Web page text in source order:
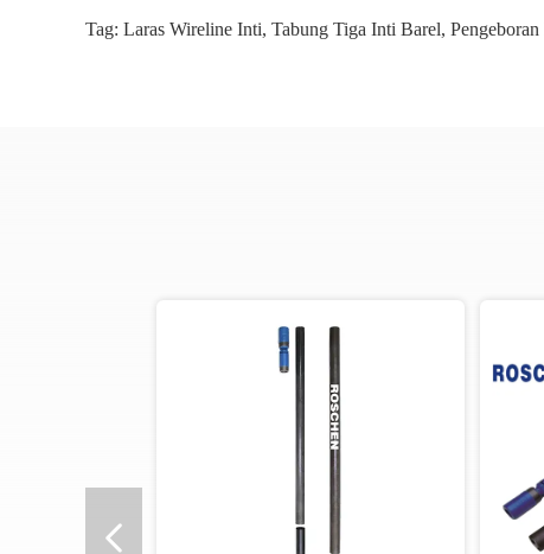
Tag: Laras Wireline Inti, Tabung Tiga Inti Barel,